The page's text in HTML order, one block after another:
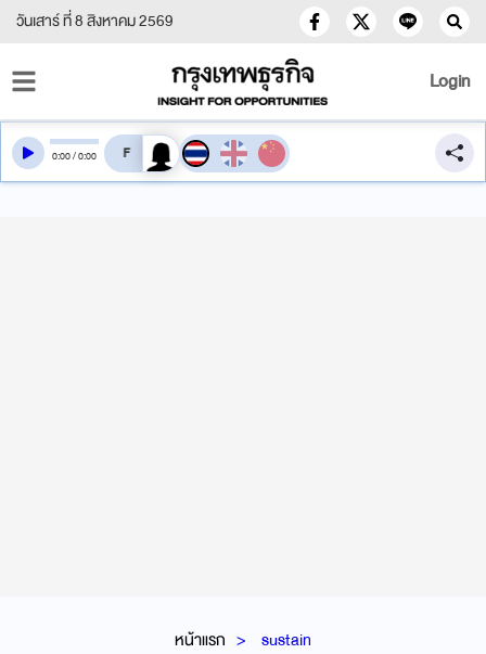
วันเสาร์ ที่ 8 สิงหาคม 2569
Login
หน้าแรก sustain
0:00/0:00 สลับเสียงอ่าน